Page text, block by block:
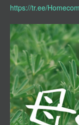
https://tr.ee/